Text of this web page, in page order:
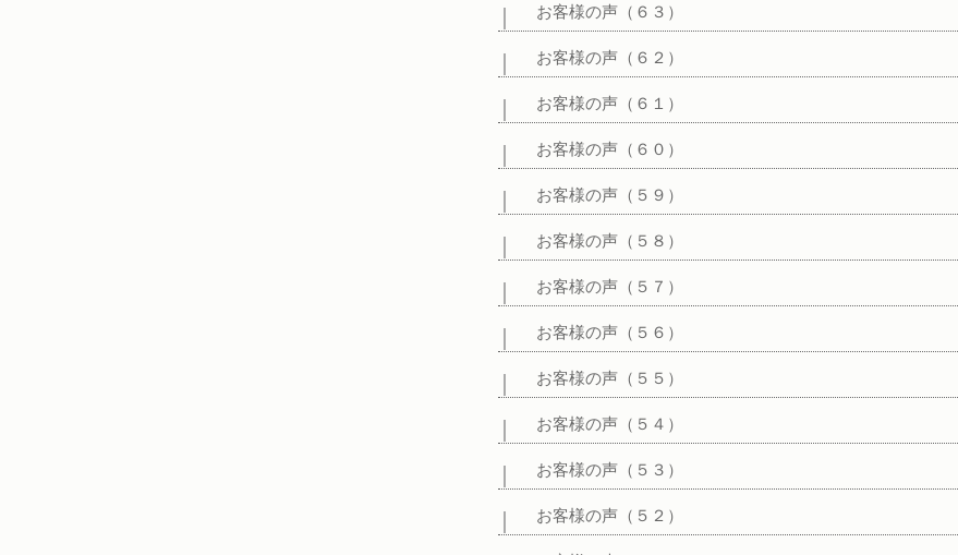
お客様の声（６３）
お客様の声（６２）
お客様の声（６１）
お客様の声（６０）
お客様の声（５９）
お客様の声（５８）
お客様の声（５７）
お客様の声（５６）
お客様の声（５５）
お客様の声（５４）
お客様の声（５３）
お客様の声（５２）